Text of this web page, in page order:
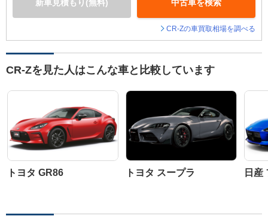
新車見積もり(無料) 中古車を検索
CR-Zの車買取相場を調べる
CR-Zを見た人はこんな車と比較しています
トヨタ GR86 トヨタ スープラ 日産